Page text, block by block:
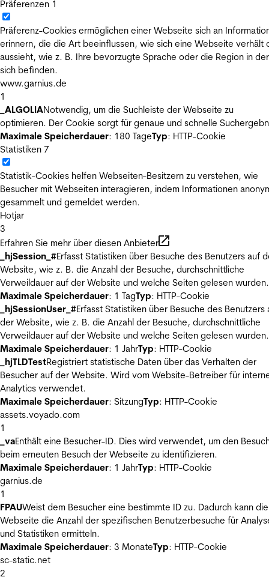
Präferenzen 1
Präferenz-Cookies ermöglichen einer Webseite sich an
erinnern, die die Art beeinflussen, wie sich eine Webseite verhält
aussieht, wie z. B. Ihre bevorzugte Sprache oder die Region in
sich befinden.
www.garnius.de
1
_ALGOLIANotwendig, um die Suchleiste der Webseite zu
optimieren. Der Cookie sorgt für genaue und schnelle
Maximale Speicherdauer: 180 TageTyp: HTTP-Cookie
Statistiken 7
Statistik-Cookies helfen Webseiten-Besitzern zu verstehen, wie
Besucher mit Webseiten interagieren, indem Informationen
gesammelt und gemeldet werden.
Hotjar
3
Erfahren Sie mehr über diesen Anbieter
_hjSession_#Erfasst Statistiken über Besuche des Benutzers auf
Website, wie z. B. die Anzahl der Besuche, durchschnittliche
Verweildauer auf der Website und welche Seiten gelesen wurden.
Maximale Speicherdauer: 1 TagTyp: HTTP-Cookie
_hjSessionUser_#Erfasst Statistiken über Besuche des Benutzers
der Website, wie z. B. die Anzahl der Besuche, durchschnittliche
Verweildauer auf der Website und welche Seiten gelesen wurden.
Maximale Speicherdauer: 1 JahrTyp: HTTP-Cookie
_hjTLDTestRegistriert statistische Daten über das Verhalten der
Besucher auf der Website. Wird vom Website-Betreiber für
Analytics verwendet.
Maximale Speicherdauer: SitzungTyp: HTTP-Cookie
assets.voyado.com
1
_vaEnthält eine Besucher-ID. Dies wird verwendet, um den
beim erneuten Besuch der Webseite zu identifizieren.
Maximale Speicherdauer: 1 JahrTyp: HTTP-Cookie
garnius.de
1
FPAUWeist dem Besucher eine bestimmte ID zu. Dadurch kann die
Webseite die Anzahl der spezifischen Benutzerbesuche für
und Statistiken ermitteln.
Maximale Speicherdauer: 3 MonateTyp: HTTP-Cookie
sc-static.net
2